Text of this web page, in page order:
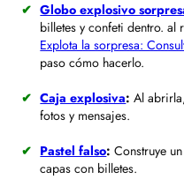
Globo explosivo
billetes y confeti dentro. al
Explota la sorpresa:
paso cómo hacerlo.
Caja explosiva: Al
fotos y mensajes.
Pastel falso: Construye
capas con billetes.